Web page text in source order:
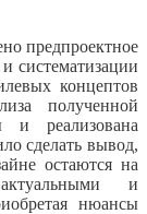
предпроектное
систематизации
концептов
полученной
и реализована
сделать вывод,
остаются на
и
нюансы